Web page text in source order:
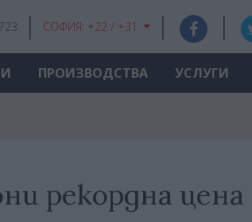
СОФИЯ: +22 / +31
ПРОИЗВОДСТВА УСЛУГИ
рекордна цена